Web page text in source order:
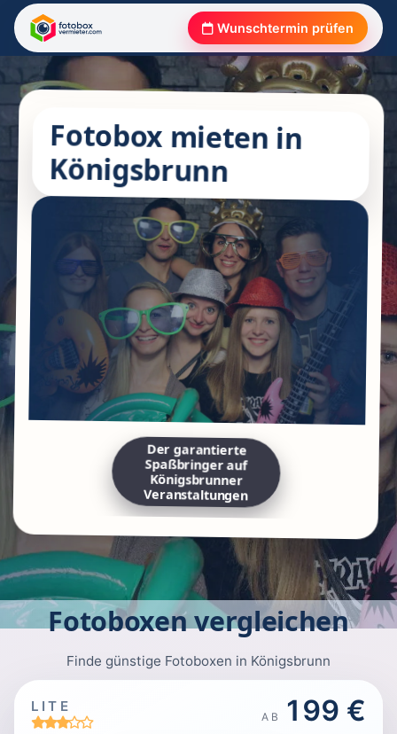
Wunschtermin prüfen
Fotobox mieten in
Königsbrunn
Der garantierte
Spaßbringer auf
Königsbrunner
Veranstaltungen
Fotoboxen vergleichen
Finde günstige Fotoboxen in Königsbrunn
LITE
AB 199 €